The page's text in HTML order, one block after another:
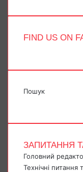
FIND US ON
Пошук
ЗАПИТАННЯ
Головний
Технічні питання